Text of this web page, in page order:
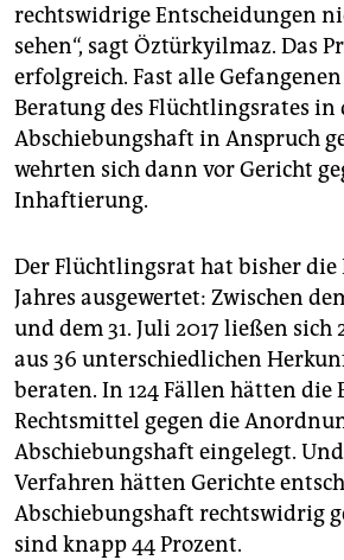
rechtswidrige Entscheidungen
sehen“, sagt Öztürkyilmaz. Das
erfolgreich. Fast alle
Beratung des Flüchtlingsrates in
Abschiebungshaft in Anspruch
wehrten sich dann vor Gericht
Inhaftierung.
Der Flüchtlingsrat hat bisher die
Jahres ausgewertet: Zwischen
und dem 31. Juli 2017 ließen sich
aus 36 unterschiedlichen
beraten. In 124 Fällen hätten die
Rechtsmittel gegen die
Abschiebungshaft eingelegt.
Verfahren hätten Gerichte
Abschiebungshaft rechtswidrig
sind knapp 44 Prozent.